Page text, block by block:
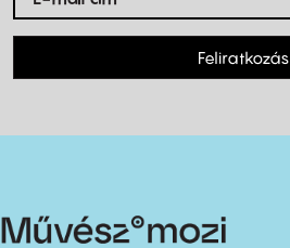
Feliratkozás